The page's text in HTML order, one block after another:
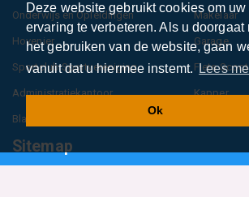
Deze website gebruikt cookies om uw
ervaring te verbeteren. Als u doorgaat
het gebruiken van de website, gaan
vanuit dat u hiermee instemt.Lees
Ok
Onderwijs en Opleidingen Makelaar
Hovenier Garage
Sportclub Sportvereniging Fiets
Administratiekantoor Kapper
Blader door alle 1114 categorieën
Sitemap
Home Contact Cookiebeleid